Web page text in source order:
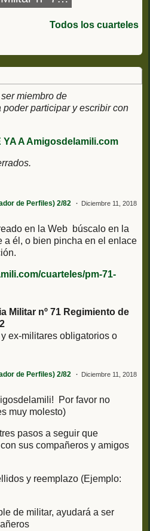
de
SanTodos los cuarteles
miembro de
participar y escribir con
YA A Amigosdelamili.com
de Perfiles) 2/82
Diciembre 11, 2018
en la Web búscalo en la
a él, o bien pincha en el enlace
cuarteles/pm-71-
Militar nº 71 Regimiento de
ex-militares obligatorios o
de Perfiles) 2/82
Diciembre 11, 2018
Por favor no
muy molesto)
pasos a seguir que
sus compañeros y amigos
y reemplazo (Ejemplo:
de militar, ayudará a ser